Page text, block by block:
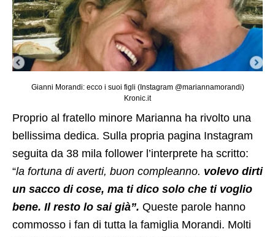
Gianni Morandi: ecco i suoi figli (Instagram @mariannamorandi)
Kronic.it
Proprio al fratello minore Marianna ha rivolto una
bellissima dedica. Sulla propria pagina Instagram
seguita da 38 mila follower l’interprete ha scritto:
“la fortuna di averti, buon compleanno. volevo dirti
un sacco di cose, ma ti dico solo che ti voglio
bene. Il resto lo sai già”. Queste parole hanno
commosso i fan di tutta la famiglia Morandi. Molti